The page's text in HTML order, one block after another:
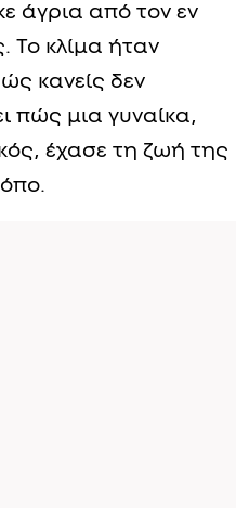
άγρια από τον εν
Το κλίμα ήταν
κανείς δεν
πώς μια γυναίκα,
έχασε τη ζωή της